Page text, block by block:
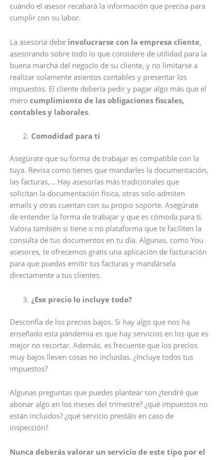
cuándo el asesor recabará la información que precisa para
cumplir con su labor.
La asesoría debe involucrarse con la empresa cliente,
asesorando sobre todo lo que considere de utilidad para la
buena marcha del negocio de su cliente, y no limitarse a
realizar solamente asientos contables y presentar los
impuestos. El cliente debería pedir y pagar algo más que el
mero cumplimiento de las obligaciones fiscales,
contables y laborales.
Comodidad para ti
Asegúrate que su forma de trabajar es compatible con la
tuya. Revisa como tienes que mandarles la documentación,
las facturas,… Hay asesorías más tradicionales que
solicitan la documentación física, otras solo admiten
emails y otras cuentan con su propio soporte. Asegúrate
de entender la forma de trabajar y que es cómoda para ti.
Valora también si tiene o no plataforma que te faciliten la
consulta de tus documentos en tu día. Algunas, como You
asesores, te ofrecemos gratis una aplicación de facturación
para que puedas emitir tus facturas y mandársela
directamente a tus clientes.
¿Ese precio lo incluye todo?
Desconfía de los precios bajos. Si hay algo que nos ha
enseñado esta pandemia es que hay servicios en los que es
mejor no recortar. Además, es frecuente que los precios
muy bajos lleven cosas no incluidas. ¿Incluye todos tus
impuestos?
Algunas preguntas que puedes plantear son ¿tendré que
abonar algo en los meses del trimestre? ¿qué impuestos no
están incluidos? ¿qué servicio prestáis en caso de
inspección?
Nunca deberás valorar un servicio de este tipo por el